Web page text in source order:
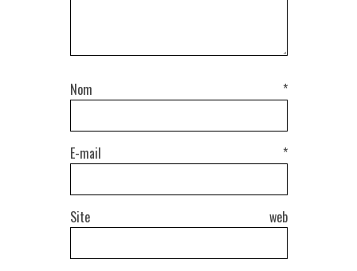
Nom *
E-mail *
Site web